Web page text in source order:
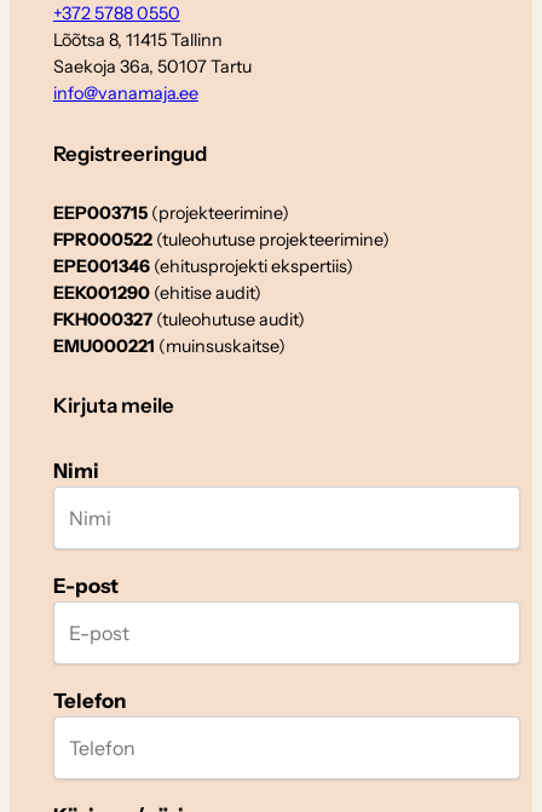
+372 5788 0550
Lõõtsa 8, 11415 Tallinn
Saekoja 36a, 50107 Tartu
info@vanamaja.ee
Registreeringud
EEP003715 (projekteerimine)
FPR000522 (tuleohutuse projekteerimine)
EPE001346 (ehitusprojekti ekspertiis)
EEK001290(ehitise audit)
FKH000327 (tuleohutuse audit)
EMU000221 (muinsuskaitse)
Kirjuta meile
Nimi
E-post
Telefon